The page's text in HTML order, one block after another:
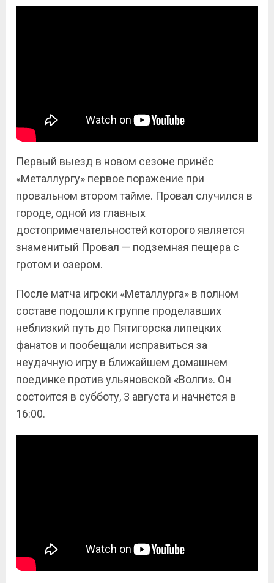
Первый выезд в новом сезоне принёс
«Металлургу» первое поражение при
провальном втором тайме. Провал случился в
городе, одной из главных
достопримечательностей которого является
знаменитый Провал — подземная пещера с
гротом и озером.
После матча игроки «Металлурга» в полном
составе подошли к группе проделавших
неблизкий путь до Пятигорска липецких
фанатов и пообещали исправиться за
неудачную игру в ближайшем домашнем
поединке против ульяновской «Волги». Он
состоится в субботу, 3 августа и начнётся в
16:00.